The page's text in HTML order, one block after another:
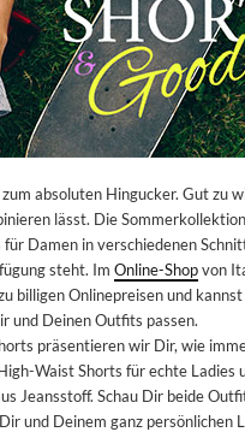
absoluten Hingucker. Gut zu
lässt. Die
Damen in verschiedenen
steht. Im Online-Shopvon
billigen Onlinepreisen und
und Deinen Outfits passen.
präsentieren wir Dir, wie
Waist Shorts für echte Ladies
Jeansstoff. Schau Dir beide
und Deinem ganz persönlichen